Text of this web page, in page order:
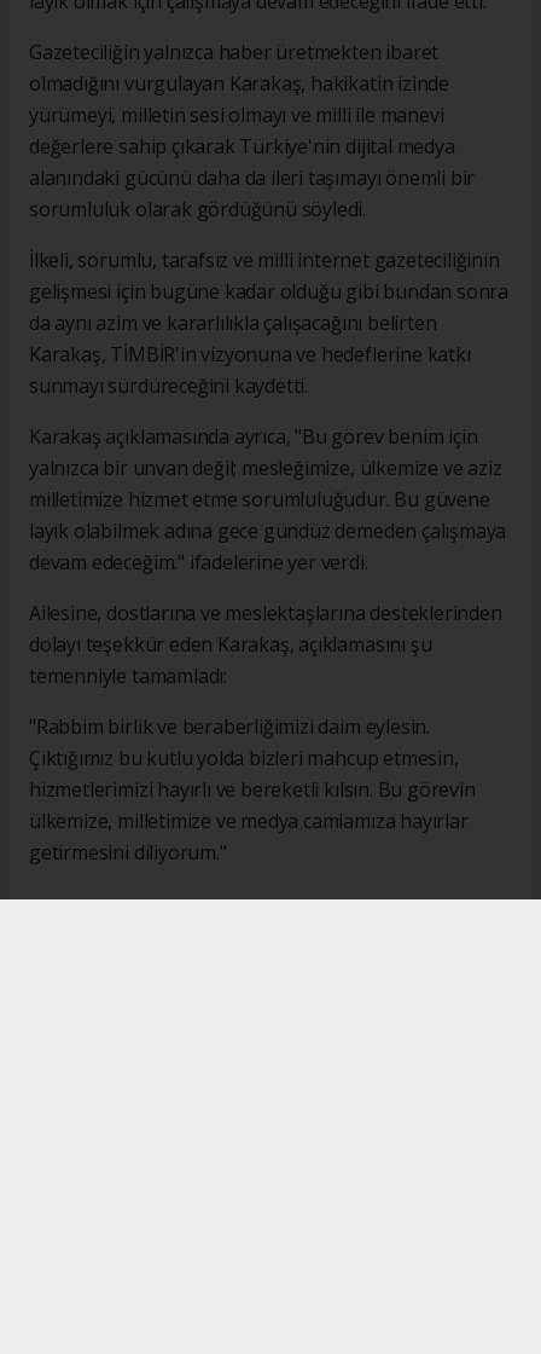
Gazeteciliğin yalnızca haber üretmekten ibaret
olmadığını vurgulayan Karakaş, hakikatin izinde
yürümeyi, milletin sesi olmayı ve milli ile manevi
değerlere sahip çıkarak Türkiye'nin dijital medya
alanındaki gücünü daha da ileri taşımayı önemli bir
sorumluluk olarak gördüğünü söyledi.
İlkeli, sorumlu, tarafsız ve milli internet gazeteciliğinin
gelişmesi için bugüne kadar olduğu gibi bundan sonra
da aynı azim ve kararlılıkla çalışacağını belirten
Karakaş, TİMBİR'in vizyonuna ve hedeflerine katkı
sunmayı sürdüreceğini kaydetti.
Karakaş açıklamasında ayrıca, "Bu görev benim için
yalnızca bir unvan değil; mesleğimize, ülkemize ve aziz
milletimize hizmet etme sorumluluğudur. Bu güvene
layık olabilmek adına gece gündüz demeden çalışmaya
devam edeceğim." ifadelerine yer verdi.
Ailesine, dostlarına ve meslektaşlarına desteklerinden
dolayı teşekkür eden Karakaş, açıklamasını şu
temenniyle tamamladı:
"Rabbim birlik ve beraberliğimizi daim eylesin.
Çıktığımız bu kutlu yolda bizleri mahcup etmesin,
hizmetlerimizi hayırlı ve bereketli kılsın. Bu görevin
ülkemize, milletimize ve medya camiamıza hayırlar
getirmesini diliyorum."